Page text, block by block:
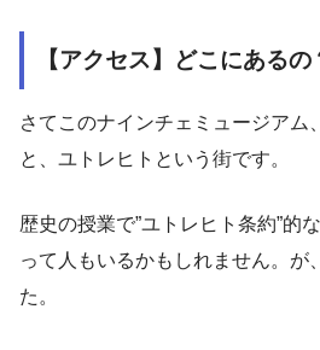
【アクセス】どこにある
さてこのナインチェミュージアム
と、ユトレヒトという街です。
歴史の授業で”ユトレヒト条約”的
って人もいるかもしれません。が
た。